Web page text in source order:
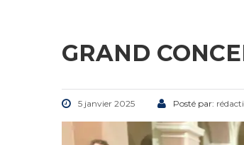
GRAND
5 janvier 2025 Posté par: